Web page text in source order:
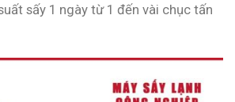
sấy 1 ngày từ 1 đến vài chục tấn